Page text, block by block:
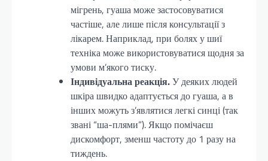
мігрень, гуаша може застосовуватися
частіше, але лише після консультації з
лікарем. Наприклад, при болях у шиї
техніка може використовуватися щодня за
умови м’якого тиску.
Індивідуальна реакція.У деяких людей
шкіра швидко адаптується до гуаша, а в
інших можуть з’являтися легкі синці (так
звані “ша-плями”). Якщо помічаєш
дискомфорт, зменш частоту до 1 разу на
тиждень.